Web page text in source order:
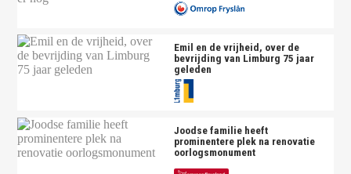
Emil en de vrijheid, over de
bevrijding van Limburg 75 jaar
geleden
Joodse familie heeft
prominentere plek na renovatie
oorlogsmonument